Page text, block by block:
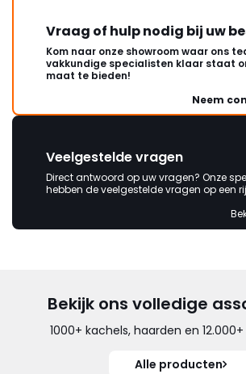
Vraag of hulp nodig bij uw
Kom naar onze showroom waar ons
vakkundige specialisten klaar staat
maat te bieden!
Neem
Veelgestelde vragen
Direct antwoord op uw vragen? Onze
hebben de veelgestelde vragen op een
Bekijk ons volledige
1000+ kachels, haarden en
Alle producten